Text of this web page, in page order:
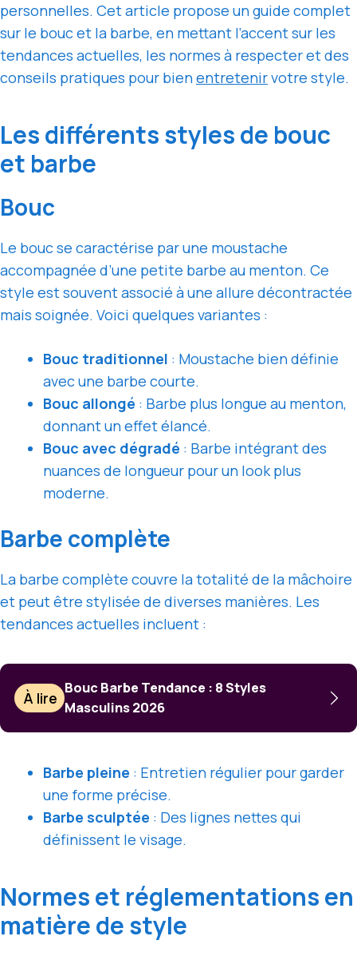
personnelles. Cet article propose un guide complet
sur le bouc et la barbe, en mettant l’accent sur les
tendances actuelles, les normes à respecter et des
conseils pratiques pour bienentretenirvotre style.
Les différents styles de bouc
et barbe
Bouc
Le bouc se caractérise par une moustache
accompagnée d’une petite barbe au menton. Ce
style est souvent associé à une allure décontractée
mais soignée. Voici quelques variantes :
Bouc traditionnel : Moustache bien définie
avec une barbe courte.
Bouc allongé : Barbe plus longue au menton,
donnant un effet élancé.
Bouc avec dégradé : Barbe intégrant des
nuances de longueur pour un look plus
moderne.
Barbe complète
La barbe complète couvre la totalité de la mâchoire
et peut être stylisée de diverses manières. Les
tendances actuelles incluent :
À lire
Bouc Barbe Tendance : 8 Styles
Masculins 2026
Barbe pleine : Entretien régulier pour garder
une forme précise.
Barbe sculptée : Des lignes nettes qui
définissent le visage.
Normes et réglementations en
matière de style